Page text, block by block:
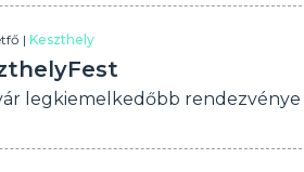
|Keszthely
legkiemelkedőbb rendezvénye